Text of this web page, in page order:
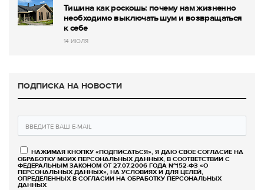
Тишина как роскошь: почему нам жизненно
необходимо выключать шум и возвращаться
к себе
14 ИЮЛЯ
ПОДПИСКА НА НОВОСТИ
НАЖИМАЯ КНОПКУ «ПОДПИСАТЬСЯ», Я ДАЮ СВОЕ СОГЛАСИЕ НА
ОБРАБОТКУ МОИХ ПЕРСОНАЛЬНЫХ ДАННЫХ, В СООТВЕТСТВИИ С
ФЕДЕРАЛЬНЫМ ЗАКОНОМ ОТ 27.07.2006 ГОДА №152-ФЗ «О
ПЕРСОНАЛЬНЫХ ДАННЫХ», НА УСЛОВИЯХ И ДЛЯ ЦЕЛЕЙ,
ОПРЕДЕЛЕННЫХ В СОГЛАСИИ НА ОБРАБОТКУ ПЕРСОНАЛЬНЫХ
ДАННЫХ